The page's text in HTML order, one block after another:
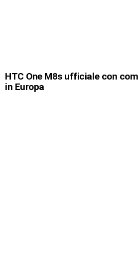
HTC One M8s ufficiale con
in Europa